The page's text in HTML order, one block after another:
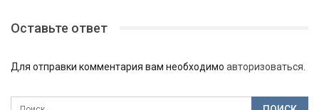
Оставьте ответ
Для отправки комментария вам необходимо авторизоваться